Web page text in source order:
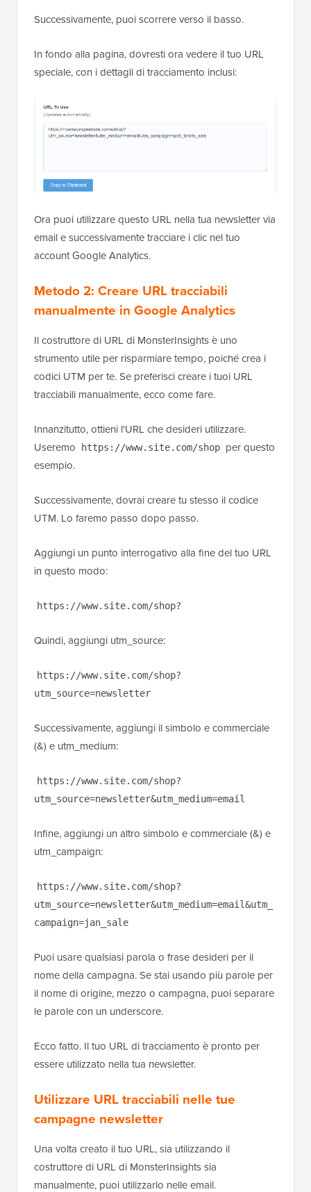
Successivamente, puoi scorrere verso il basso.
In fondo alla pagina, dovresti ora vedere il tuo URL
speciale, con i dettagli di tracciamento inclusi:
Ora puoi utilizzare questo URL nella tua newsletter via
email e successivamente tracciare i clic nel tuo
account Google Analytics.
Metodo 2: Creare URL tracciabili
manualmente in Google Analytics
Il costruttore di URL di MonsterInsights è uno
strumento utile per risparmiare tempo, poiché crea i
codici UTM per te. Se preferisci creare i tuoi URL
tracciabili manualmente, ecco come fare.
Innanzitutto, ottieni l'URL che desideri utilizzare.
Useremo
https://www.site.com/shop per questo
esempio.
Successivamente, dovrai creare tu stesso il codice
UTM. Lo faremo passo dopo passo.
Aggiungi un punto interrogativo alla fine del tuo URL
in questo modo:
https://www.site.com/shop?
Quindi, aggiungi utm_source:
https://www.site.com/shop?
utm_source=newsletter
Successivamente, aggiungi il simbolo e commerciale
(&) e utm_medium:
https://www.site.com/shop?
utm_source=newsletter&utm_medium=email
Infine, aggiungi un altro simbolo e commerciale (&) e
utm_campaign:
https://www.site.com/shop?
utm_source=newsletter&utm_medium=email&utm_
campaign=jan_sale
Puoi usare qualsiasi parola o frase desideri per il
nome della campagna. Se stai usando più parole per
il nome di origine, mezzo o campagna, puoi separare
le parole con un underscore.
Ecco fatto. Il tuo URL di tracciamento è pronto per
essere utilizzato nella tua newsletter.
Utilizzare URL tracciabili nelle tue
campagne newsletter
Una volta creato il tuo URL, sia utilizzando il
costruttore di URL di MonsterInsights sia
manualmente, puoi utilizzarlo nelle email.